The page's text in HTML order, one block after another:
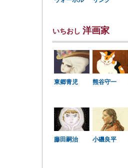
いちおし 洋画家
東郷青児 熊谷守一
藤田嗣治 小磯良平